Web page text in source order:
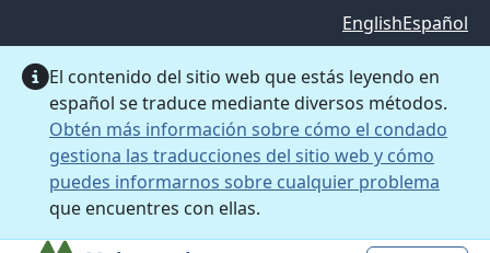
EnglishEspañol
El contenido del sitio web que estás leyendo en
español se traduce mediante diversos métodos.
Obtén más información sobre cómo el condado
gestiona las traducciones del sitio web y cómo
puedes informarnos sobre cualquier problema
que encuentres con ellas.